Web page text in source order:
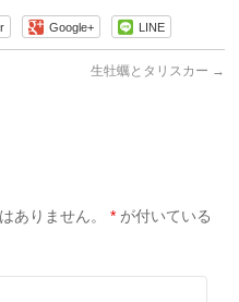
Google+ LINE
生牡蠣とタリスカー →
ありません。 * が付いている